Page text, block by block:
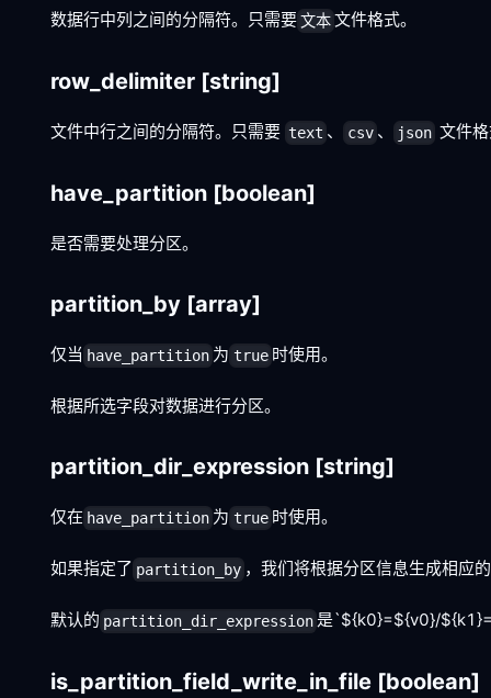
数据行中列之间的分隔符。只需要文本 文件格式。
row_delimiter [string]
文件中行之间的分隔符。只需要 text 、 csv 、 json 文件
have_partition [boolean]
是否需要处理分区。
partition_by [array]
仅当 have_partition 为 true 时使用。
根据所选字段对数据进行分区。
partition_dir_expression [string]
仅在 have_partition 为 true 时使用。
如果指定了 partition_by ，我们将根据分区信息生成相应
默认的 partition_dir_expression 是`${k0}=${v0}/
is_partition_field_write_in_file [boolean]